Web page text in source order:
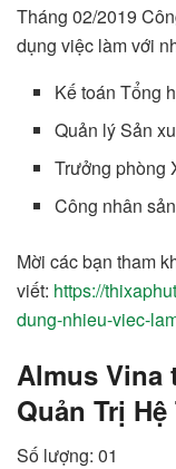
Tháng 02/2019
dụng việc làm với
Kế toán Tổng
Quản lý Sản
Trưởng phòng
Công nhân
Mời các bạn tham
viết: https://
dung-nhieu-viec-
Almus Vina
Quản Trị
Số lượng: 01